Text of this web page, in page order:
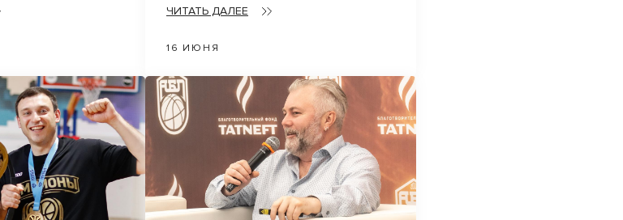
ЧИТАТЬ ДАЛЕЕ
16 ИЮНЯ